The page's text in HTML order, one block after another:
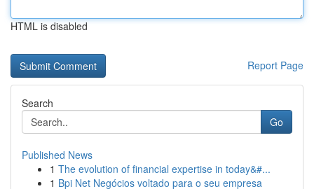
HTML is disabled
Report Page
Search
Go
Published News
1 The evolution of financial expertise in today&#...
1 Bpi Net Negócios voltado para o seu empresa